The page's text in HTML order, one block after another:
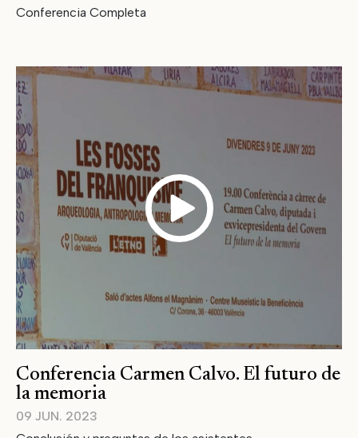
Conferencia Completa
Conferencia Carmen Calvo. El futuro de
la memoria
09 JUN. 2023